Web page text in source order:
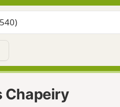
Chapeiry